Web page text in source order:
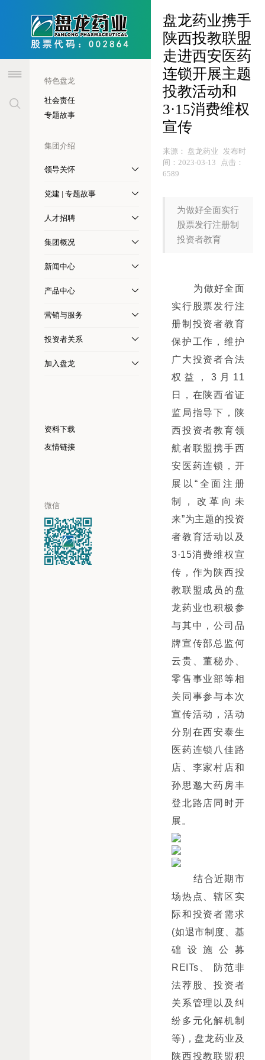
特色盘龙
社会责任
专题故事
集团介绍
领导关怀
党建 | 专题故事
人才招聘
集团概况
新闻中心
产品中心
营销与服务
投资者关系
加入盘龙
资料下载
友情链接
微信
盘龙药业携手
陕西投教联盟
走进西安医药
连锁开展主题
投教活动和
3·15消费维权
宣传
来源： 盘龙药业 发布时
间： 2023-03-13
点击：
6589
为做好全面实行
股票发行注册制
投资者教育
实行股票发行注
册制投资者教育
保护工作，维护
广大投资者合法
权益，3月11
日，在陕西省证
监局指导下，陕
西投资者教育领
航者联盟携手西
安医药连锁，开
展以“全面注册
制，改革向未
来”为主题的投资
者教育活动以及
3·15消费维权宣
传，作为陕西投
教联盟成员的盘
龙药业也积极参
与其中，公司品
牌宣传部总监何
云贵、董秘办、
零售事业部等相
关同事参与本次
宣传活动，活动
分别在西安泰生
医药连锁八佳路
店、李家村店和
孙思邈大药房丰
登北路店同时开
展。
结合近期市
场热点、辖区实
际和投资者需求
(如退市制度、基
础设施公募
REITs、 防范非
法荐股、投资者
关系管理以及纠
纷多元化解机制
等)，盘龙药业及
陕西投教联盟积